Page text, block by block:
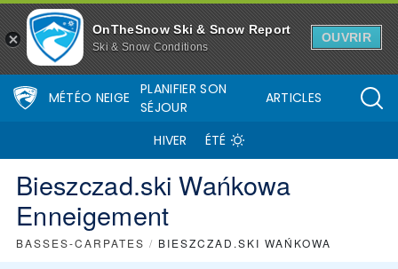
OnTheSnow Ski & Snow Report
Ski & Snow Conditions
OUVRIR
MÉTÉO NEIGE
PLANIFIER SON
SÉJOUR
ARTICLES
HIVER ÉTÉ
Bieszczad.ski Wańkowa
Enneigement
BASSES-CARPATES / BIESZCZAD.SKI WAŃKOWA